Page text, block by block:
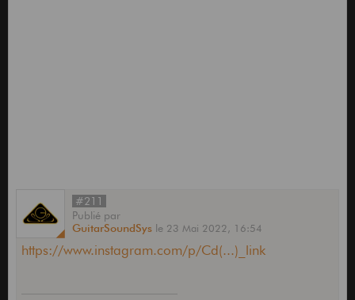
#211
Publié par
GuitarSoundSys le 23 Mai 2022, 16:54
https://www.instagram.com/p/Cd(...)_link